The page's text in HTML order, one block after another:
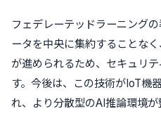
フェデレーテッドラーニング
ータを中央に集約することな
が進められるため、セキュリ
す。今後は、この技術がIoT機
れ、より分散型のAI推論環境が